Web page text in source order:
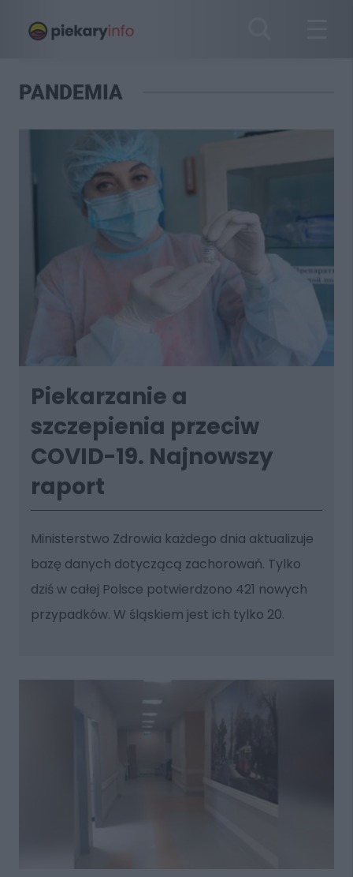
PANDEMIA
Piekarzanie a
szczepienia przeciw
COVID-19. Najnowszy
raport
Ministerstwo Zdrowia każdego dnia aktualizuje
bazę danych dotyczącą zachorowań. Tylko
dziś w całej Polsce potwierdzono 421 nowych
przypadków. W śląskiem jest ich tylko 20.